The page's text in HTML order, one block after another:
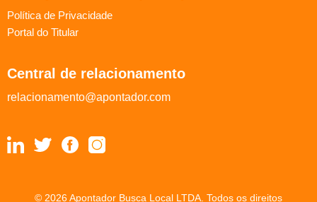
Política de Privacidade
Portal do Titular
Central de relacionamento
relacionamento@apontador.com
© 2026 Apontador Busca Local LTDA. Todos os direitos